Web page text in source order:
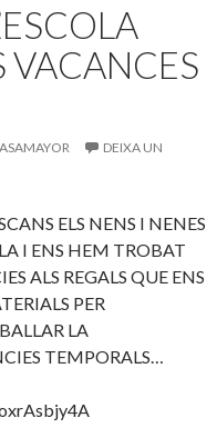
VACANCES
DEIXA UN
ELS NENS I NENES
I ENS HEM TROBAT
ALS REGALS QUE ENS
PER
LA
TEMPORALS…